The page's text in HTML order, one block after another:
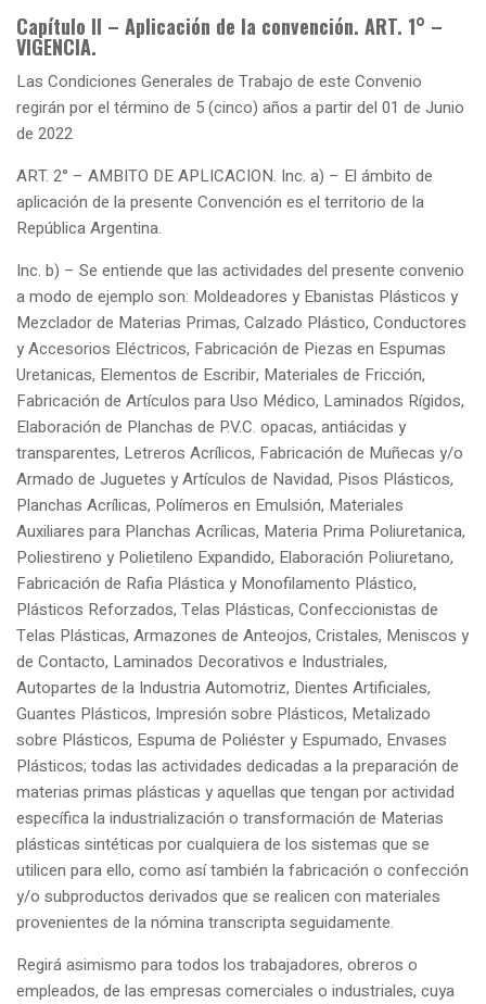
Capítulo II – Aplicación de la convención. ART. 1° –
VIGENCIA.
Las Condiciones Generales de Trabajo de este Convenio
regirán por el término de 5 (cinco) años a partir del 01 de Junio
de 2022
ART. 2° – AMBITO DE APLICACION. Inc. a) – El ámbito de
aplicación de la presente Convención es el territorio de la
República Argentina.
Inc. b) – Se entiende que las actividades del presente convenio
a modo de ejemplo son: Moldeadores y Ebanistas Plásticos y
Mezclador de Materias Primas, Calzado Plástico, Conductores
y Accesorios Eléctricos, Fabricación de Piezas en Espumas
Uretanicas, Elementos de Escribir, Materiales de Fricción,
Fabricación de Artículos para Uso Médico, Laminados Rígidos,
Elaboración de Planchas de P.V.C. opacas, antiácidas y
transparentes, Letreros Acrílicos, Fabricación de Muñecas y/o
Armado de Juguetes y Artículos de Navidad, Pisos Plásticos,
Planchas Acrílicas, Polímeros en Emulsión, Materiales
Auxiliares para Planchas Acrílicas, Materia Prima Poliuretanica,
Poliestireno y Polietileno Expandido, Elaboración Poliuretano,
Fabricación de Rafia Plástica y Monofilamento Plástico,
Plásticos Reforzados, Telas Plásticas, Confeccionistas de
Telas Plásticas, Armazones de Anteojos, Cristales, Meniscos y
de Contacto, Laminados Decorativos e Industriales,
Autopartes de la Industria Automotriz, Dientes Artificiales,
Guantes Plásticos, Impresión sobre Plásticos, Metalizado
sobre Plásticos, Espuma de Poliéster y Espumado, Envases
Plásticos; todas las actividades dedicadas a la preparación de
materias primas plásticas y aquellas que tengan por actividad
específica la industrialización o transformación de Materias
plásticas sintéticas por cualquiera de los sistemas que se
utilicen para ello, como así también la fabricación o confección
y/o subproductos derivados que se realicen con materiales
provenientes de la nómina transcripta seguidamente.
Regirá asimismo para todos los trabajadores, obreros o
empleados, de las empresas comerciales o industriales, cuya